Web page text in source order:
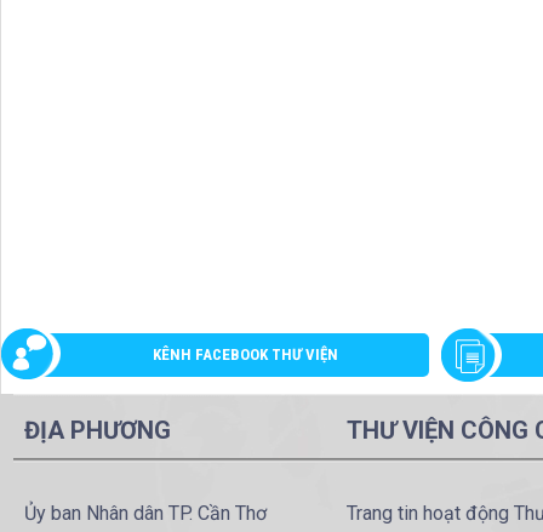
KÊNH FACEBOOK THƯ VIỆN
ĐỊA PHƯƠNG
Ủy ban Nhân dân TP. Cần Thơ
THƯ VIỆN CÔNG
Trang tin hoạt động